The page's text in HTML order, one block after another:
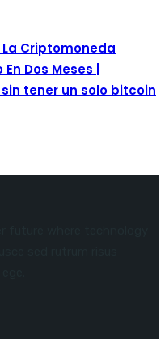
La Criptomoneda
Dos Meses |
tener un solo bitcoin